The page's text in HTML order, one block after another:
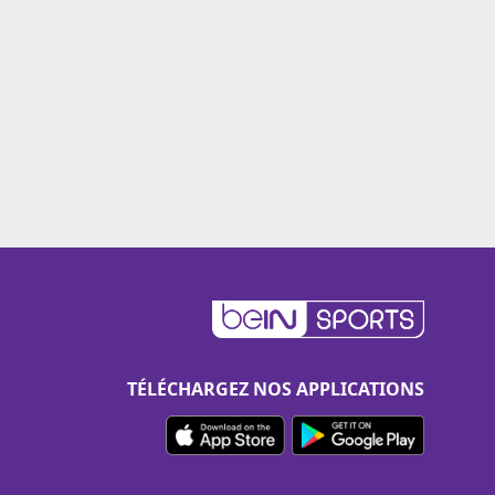
TÉLÉCHARGEZ NOS APPLICATIONS